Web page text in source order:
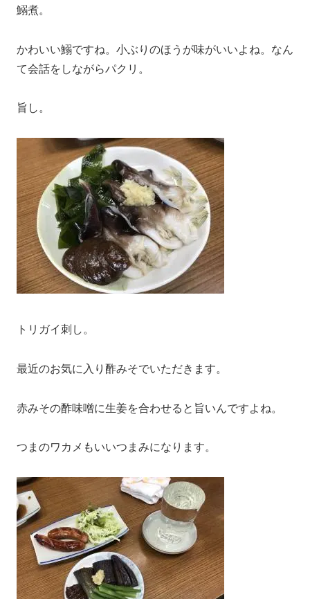
鰯煮。
かわいい鰯ですね。小ぶりのほうが味がいいよね。なん
て会話をしながらパクリ。
旨し。
トリガイ刺し。
最近のお気に入り酢みそでいただきます。
赤みその酢味噌に生姜を合わせると旨いんですよね。
つまのワカメもいいつまみになります。